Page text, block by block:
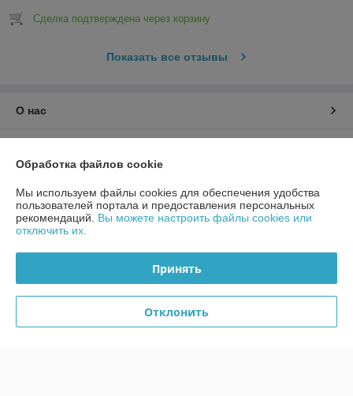
Сделка подтверждена через корзину
Показать все отзывы
О нас
График работы
Полная версия сайта
Политика обработки cookies
Обработка файлов cookie
Мы используем файлы cookies для обеспечения удобства
пользователей портала и предоставления персональных
рекомендаций. Вы можете настроить файлы cookies или
отключить их.
Принять
Отклонить